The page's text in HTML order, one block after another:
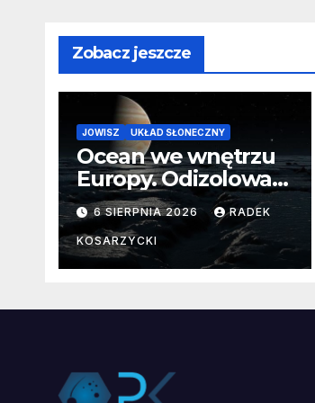
Zobacz jeszcze
JOWISZ UKŁAD SŁONECZNY
Ocean we wnętrzu
Europy. Odizolowani
przez lodową
barierę
6 SIERPNIA 2026 RADEK
KOSARZYCKI